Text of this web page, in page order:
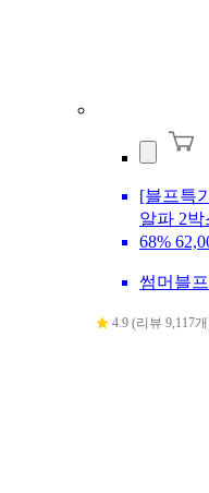
[블프특
알파 2박
68%
썸머블
4.9 (리뷰 9,117